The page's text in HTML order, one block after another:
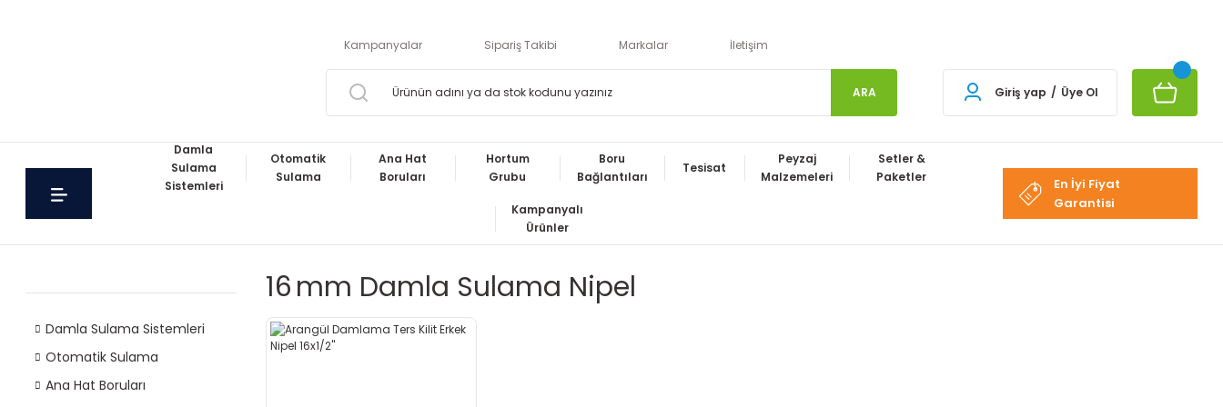
Kampanyalar Sipariş Takibi Markalar İletişim
ARA Giriş yap / Üye Ol
Damla
Sulama
Sistemleri
Otomatik
Sulama
Ana Hat
Boruları
Hortum
Grubu
Boru
Bağlantıları
Tesisat
Peyzaj
Malzemeleri
Setler &
Paketler
Kampanyalı
Ürünler
En İyi Fiyat
Garantisi
Damla Sulama Sistemleri
Otomatik Sulama
Ana Hat Boruları
16 Mm Damla Sulama Nipel